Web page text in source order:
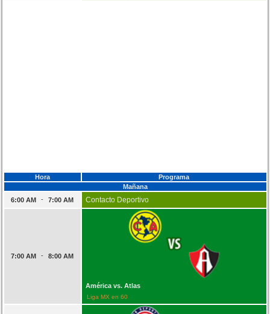
Hora
Programa
Mañana
6:00 AM
- 7:00 AM Contacto Deportivo
7:00 AM - 8:00 AM
América vs. Atlas
Liga MX en 60